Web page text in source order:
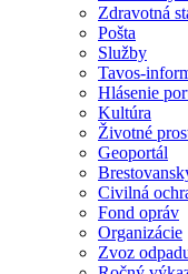
Zdravotná
Pošta
Služby
Tavos-
Hlásenie
Kultúra
Životné
Geoportál
Civilná
Fond opráv
Organizácie
Zvoz